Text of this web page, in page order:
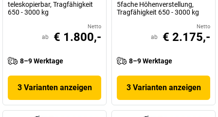
teleskopierbar, Tragfähigkeit
650 - 3000 kg
Netto
ab € 1.800,-
8–9 Werktage
3 Varianten anzeigen
5fache Höhenverstellung,
Tragfähigkeit 650 - 3000 kg
Netto
ab € 2.175,-
8–9 Werktage
3 Varianten anzeigen